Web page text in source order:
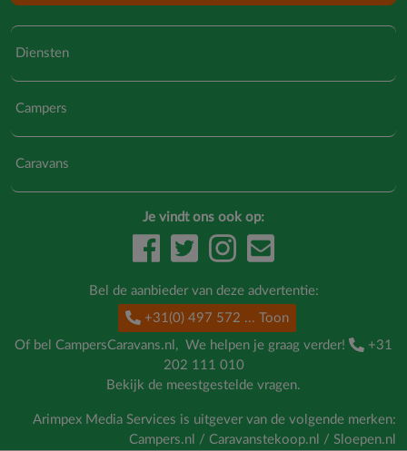
Diensten
Campers
Caravans
Je vindt ons ook op:
Bel de aanbieder van deze advertentie:
+31(0) 497 572 ... Toon
Of bel CampersCaravans.nl, We helpen je graag verder!
+31
202 111 010
Bekijk de meestgestelde vragen.
Arimpex Media Services is uitgever van de volgende merken:
Campers.nl / Caravanstekoop.nl / Sloepen.nl